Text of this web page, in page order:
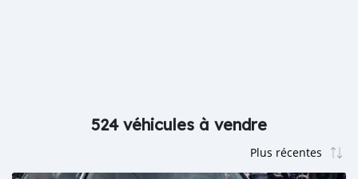
524 véhicules à vendre